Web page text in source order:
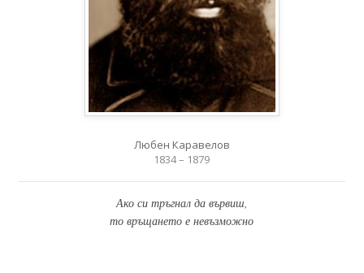
Любен Каравелов
1834 – 1879
Ако си тръгнал да вървиш,
то връщането е невъзможно